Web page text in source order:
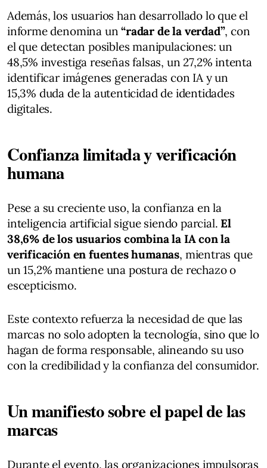
Además, los usuarios han desarrollado lo que el
informe denomina un“radar de la verdad”, con
el que detectan posibles manipulaciones: un
48,5% investiga reseñas falsas, un 27,2% intenta
identificar imágenes generadas con IA y un
15,3% duda de la autenticidad de identidades
digitales.
Confianza limitada y verificación
humana
Pese a su creciente uso, la confianza en la
inteligencia artificial sigue siendo parcial. El
38,6% de los usuarios combina la IA con la
verificación en fuentes humanas, mientras que
un 15,2% mantiene una postura de rechazo o
escepticismo.
Este contexto refuerza la necesidad de que las
marcas no solo adopten la tecnología, sino que lo
hagan de forma responsable, alineando su uso
con la credibilidad y la confianza del consumidor.
Un manifiesto sobre el papel de las
marcas
Durante el evento, las organizaciones impulsoras